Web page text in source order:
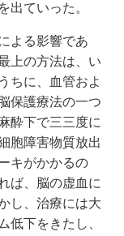
出ていった。
よる影響であ
上の方法は、い
ちに、血管およ
保護療法の一つ
酔下で三三度に
胞障害物質放出
キがかかるの
ば、脳の虚血に
し、治療には大
低下をきたし、